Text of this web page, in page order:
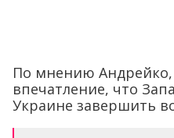
По мнению Андрейко,
впечатление, что
Украине завершить